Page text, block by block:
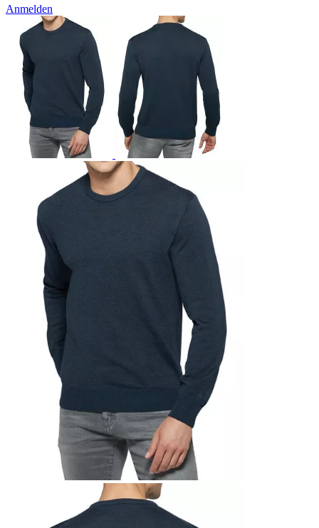
Anmelden